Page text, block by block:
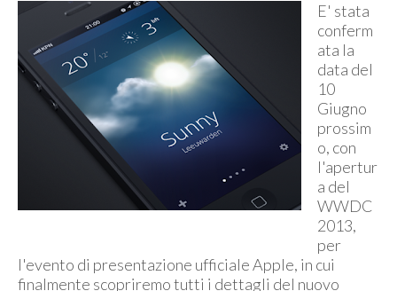
E' stata
conferm
ata la
data del
10
Giugno
prossim
o, con
l'apertur
a del
WWDC
2013,
per
l'evento di presentazione ufficiale Apple, in cui
finalmente scopriremo tutti i dettagli del nuovo